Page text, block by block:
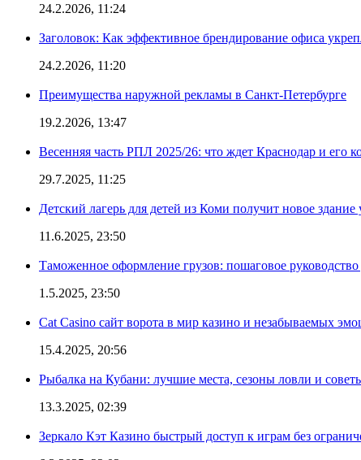
24.2.2026, 11:24
Заголовок: Как эффективное брендирование офиса
24.2.2026, 11:20
Преимущества наружной рекламы в Санкт-Петербурге
19.2.2026, 13:47
Весенняя часть РПЛ 2025/26: что ждет Краснодар и его
29.7.2025, 11:25
Детский лагерь для детей из Коми получит новое
11.6.2025, 23:50
Таможенное оформление грузов: пошаговое руководство
1.5.2025, 23:50
Cat Casino сайт ворота в мир казино и незабываемых
15.4.2025, 20:56
Рыбалка на Кубани: лучшие места, сезоны ловли и
13.3.2025, 02:39
Зеркало Кэт Казино быстрый доступ к играм без